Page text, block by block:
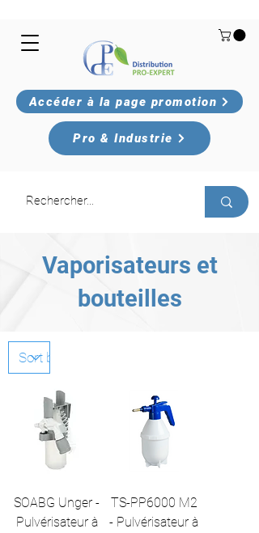
Accéder à la page promotion
Pro & Industrie
Vaporisateurs et
bouteilles
SOABG Unger -
Pulvérisateur à
TS-PP6000 M2
- Pulvérisateur à